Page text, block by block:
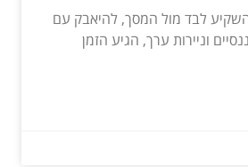
לבד מול המסך, להיאבק עם
וניירות ערך, הגיע הזמן